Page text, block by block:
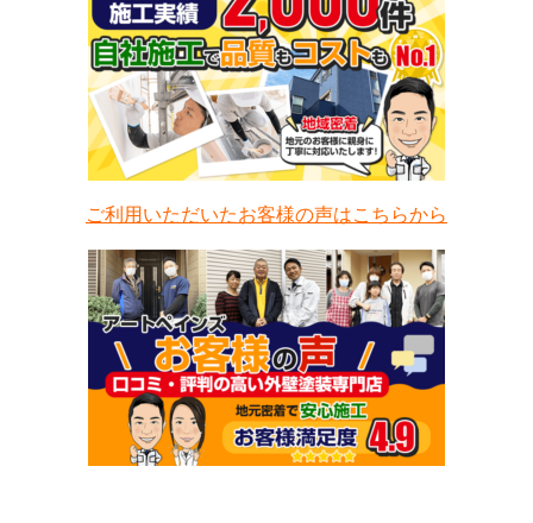
ご利用いただいたお客様の声はこちらから